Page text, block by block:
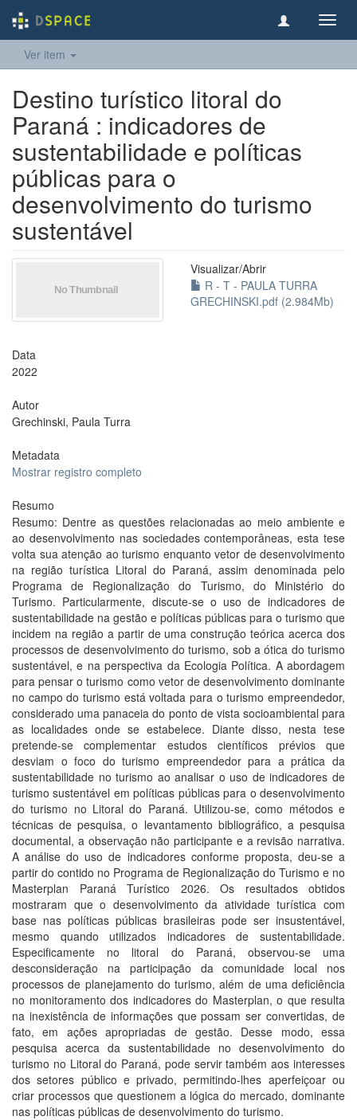
Ver item
Destino turístico litoral do
Paraná : indicadores de
sustentabilidade e políticas
públicas para o
desenvolvimento do turismo
sustentável
Visualizar/Abrir
R - T - PAULA TURRA
GRECHINSKI.pdf (2.984Mb)
Data
2022
Autor
Grechinski, Paula Turra
Metadata
Mostrar registro completo
Resumo
Resumo: Dentre as questões relacionadas ao meio ambiente e
ao desenvolvimento nas sociedades contemporâneas, esta tese
volta sua atenção ao turismo enquanto vetor de desenvolvimento
na região turística Litoral do Paraná, assim denominada pelo
Programa de Regionalização do Turismo, do Ministério do
Turismo. Particularmente, discute-se o uso de indicadores de
sustentabilidade na gestão e políticas públicas para o turismo que
incidem na região a partir de uma construção teórica acerca dos
processos de desenvolvimento do turismo, sob a ótica do turismo
sustentável, e na perspectiva da Ecologia Política. A abordagem
para pensar o turismo como vetor de desenvolvimento dominante
no campo do turismo está voltada para o turismo empreendedor,
considerado uma panaceia do ponto de vista socioambiental para
as localidades onde se estabelece. Diante disso, nesta tese
pretende-se complementar estudos científicos prévios que
desviam o foco do turismo empreendedor para a prática da
sustentabilidade no turismo ao analisar o uso de indicadores de
turismo sustentável em políticas públicas para o desenvolvimento
do turismo no Litoral do Paraná. Utilizou-se, como métodos e
técnicas de pesquisa, o levantamento bibliográfico, a pesquisa
documental, a observação não participante e a revisão narrativa.
A análise do uso de indicadores conforme proposta, deu-se a
partir do contido no Programa de Regionalização do Turismo e no
Masterplan Paraná Turístico 2026. Os resultados obtidos
mostraram que o desenvolvimento da atividade turística com
base nas políticas públicas brasileiras pode ser insustentável,
mesmo quando utilizados indicadores de sustentabilidade.
Especificamente no litoral do Paraná, observou-se uma
desconsideração na participação da comunidade local nos
processos de planejamento do turismo, além de uma deficiência
no monitoramento dos indicadores do Masterplan, o que resulta
na inexistência de informações que possam ser convertidas, de
fato, em ações apropriadas de gestão. Desse modo, essa
pesquisa acerca da sustentabilidade no desenvolvimento do
turismo no Litoral do Paraná, pode servir também aos interesses
dos setores público e privado, permitindo-lhes aperfeiçoar ou
criar processos que questionem a lógica do mercado, dominante
nas políticas públicas de desenvolvimento do turismo.